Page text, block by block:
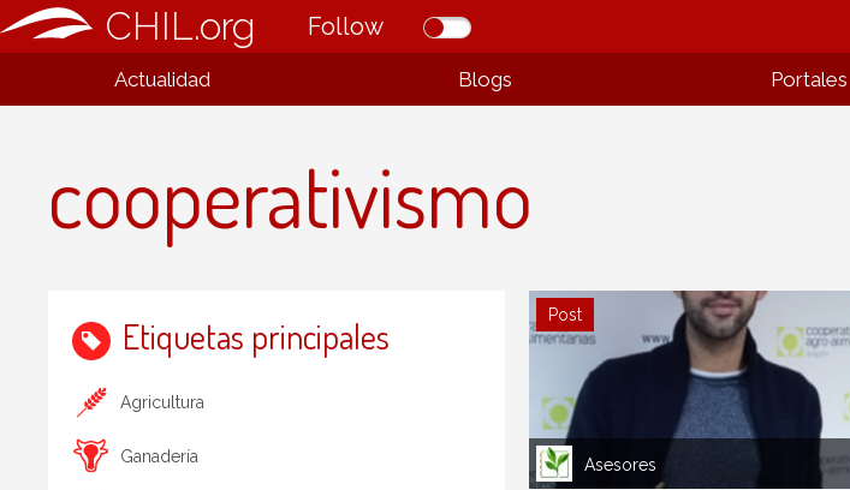
CHIL.org Follow
Actualidad Blogs Portales
cooperativismo
Etiquetas principales
Agricultura
Ganadería Asesores
Post